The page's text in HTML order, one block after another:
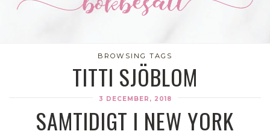
BROWSING TAGS
TITTI SJÖBLOM
3 DECEMBER, 2018
SAMTIDIGT I NEW YORK